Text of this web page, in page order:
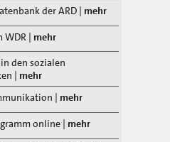
der ARD | mehr
WDR | mehr
in den sozialen
| mehr
| mehr
online | mehr